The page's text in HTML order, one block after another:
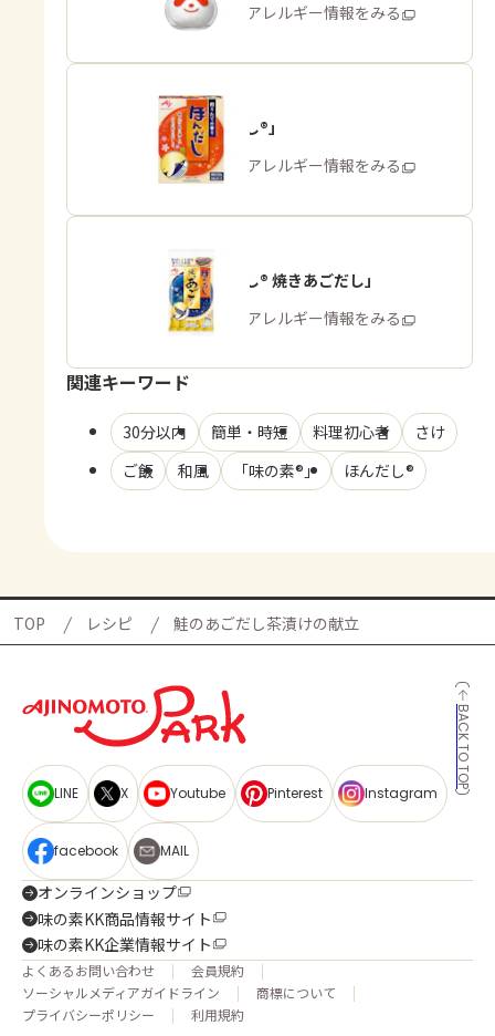
商品・アレルギー情報をみる
「ほんだし®」
商品・アレルギー情報をみる
「ほんだし® 焼きあごだし」
商品・アレルギー情報をみる
関連キーワード
30分以内 簡単・時短 料理初心者
さけ
ご飯
和風 「味の素®」 ほんだし®
TOP レシピ 鮭のあごだし茶漬けの献立
BACK TO TOP
LINE X Youtube Pinterest Instagram
facebook MAIL
オンラインショップ
味の素KK商品情報サイト
味の素KK企業情報サイト
よくあるお問い合わせ
会員規約
ソーシャルメディアガイドライン
商標について
プライバシーポリシー
利用規約